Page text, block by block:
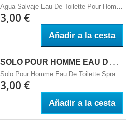
3,00 €
Añadir a la cesta
S
OLO POUR HOMME EAU DE TOILETTE SPRAY 100 ML
3,00 €
Añadir a la cesta